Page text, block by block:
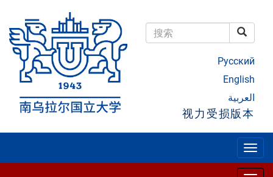
到
主
搜索
Русский
English
العربية
视力受损版本